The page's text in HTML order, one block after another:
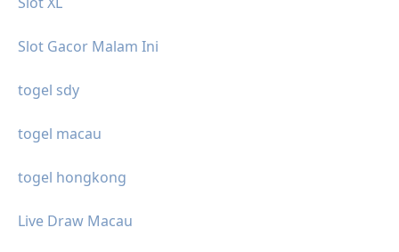
Slot Gacor Malam Ini
togel sdy
togel macau
togel hongkong
Live Draw Macau